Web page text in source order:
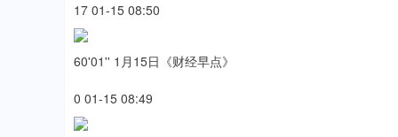
17 01-15 08:50
60'01'' 1月15日《财经早点》
0 01-15 08:49